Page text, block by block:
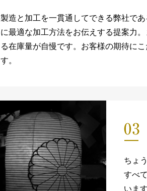
製造と加工を一貫通してできる弊社で
に最適な加工方法をお伝えする提案力
る在庫量が自慢です。お客様の期待に
す。
ちょ
すべ
いま